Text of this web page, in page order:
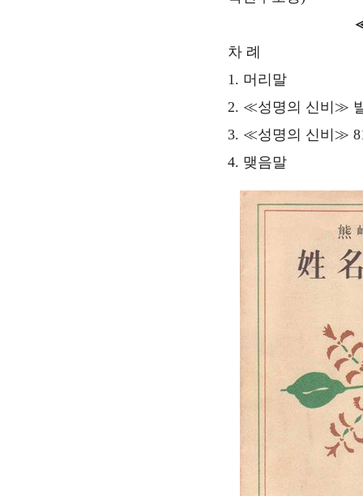
차 례
1. 머리말
2. ≪성명의 신비≫
3. ≪성명의 신비≫
4. 맺음말